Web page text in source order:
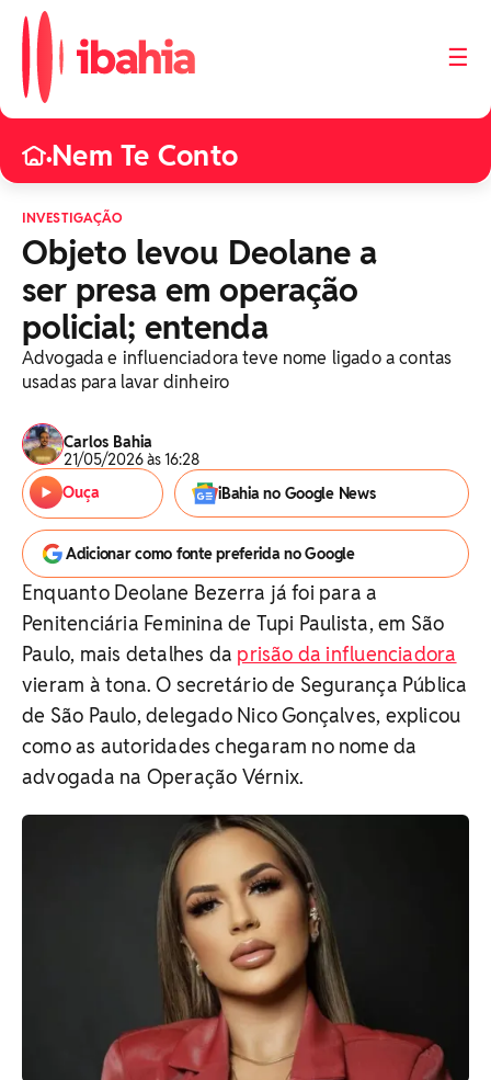
☰
•Nem Te Conto
INVESTIGAÇÃO
Objeto levou Deolane a
ser presa em operação
policial; entenda
Advogada e influenciadora teve nome ligado a contas
usadas para lavar dinheiro
Carlos Bahia
21/05/2026 às 16:28
Ouça
iBahia no Google News
Adicionar como fonte preferida no Google
Enquanto Deolane Bezerra já foi para a
Penitenciária Feminina de Tupi Paulista, em São
Paulo, mais detalhes da prisão da influenciadora
vieram à tona. O secretário de Segurança Pública
de São Paulo, delegado Nico Gonçalves, explicou
como as autoridades chegaram no nome da
advogada na Operação Vérnix.